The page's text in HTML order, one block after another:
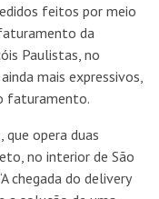
feitos por meio
da
Paulistas, no
mais expressivos,
faturamento.
opera duas
no interior de São
chegada do delivery